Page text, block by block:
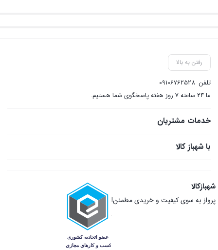
رفتن به بالا
تلفن 09106762528
ما ۲۴ ساعته ۷ روز هفته پاسخگوی شما هستیم.
خدمات مشتریان
با شهباز کالا
شهبازکالا
پرواز به سوی کیفیت و خریدی مطمئن!